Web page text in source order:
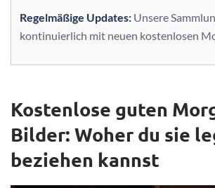
Regelmäßige Updates: Unsere
kontinuierlich mit neuen kostenlosen
Kostenlose guten
Bilder: Woher du sie
beziehen kannst